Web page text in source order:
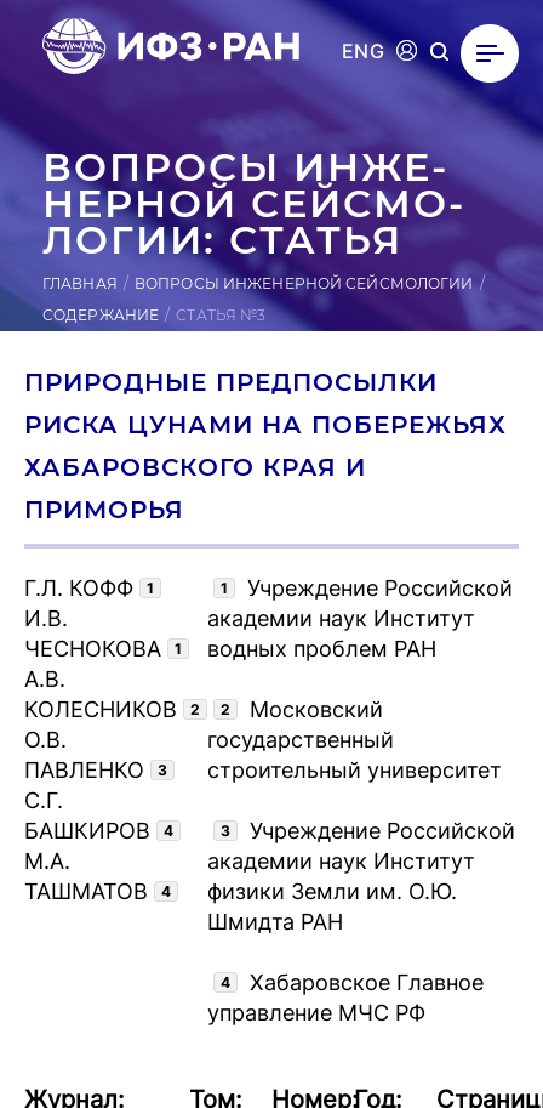
ENG
ВОПРОСЫ ИН­ЖЕ­
НЕР­НОЙ СЕЙ­СМО­
ЛОГИИ: СТАТЬЯ
ГЛАВНАЯ
ВОПРОСЫ ИНЖЕНЕРНОЙ СЕЙСМОЛОГИИ
СОДЕРЖАНИЕ
СТАТЬЯ №3
ПРИРОДНЫЕ ПРЕДПОСЫЛКИ
РИСКА ЦУНАМИ НА ПОБЕРЕЖЬЯХ
ХАБАРОВСКОГО КРАЯ И
ПРИМОРЬЯ
Г.Л. КОФФ 1
И.В.
ЧЕСНОКОВА
1
А.В.
КОЛЕСНИКОВ
2
О.В.
ПАВЛЕНКО
3
С.Г.
БАШКИРОВ
4
М.А.
ТАШМАТОВ
4
1
Учреждение Российской
академии наук Институт
водных проблем РАН
2
Московский
государственный
строительный университет
3
Учреждение Российской
академии наук Институт
физики Земли им. О.Ю.
Шмидта РАН
4
Хабаровское Главное
управление МЧС РФ
Журнал: Том: Номер:Год: